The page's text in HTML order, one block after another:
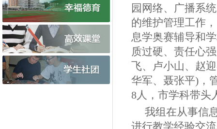
园网络、广播系
的维护管理工作
息学奥赛辅导和
质过硬、责任心
飞、卢小山、赵
华军、聂张平) ，
8人，市学科带头
我组在从事信
进行教学经验交